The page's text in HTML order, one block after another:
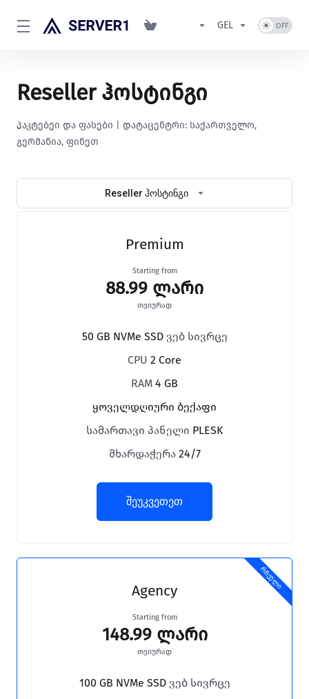
GEL
Reseller ჰოსტინგი
პაკტებეი და ფასები | დატაცენტრი: საქართველო,
გერმანია, ფინეთ
Reseller ჰოსტინგი
Premium
Starting from
88.99 ლარი
თვიურად
50 GB NVMe SSDვებ სივრცე
CPU 2 Core
RAM 4 GB
ყოველდღიური ბექაფი
სამართავი პანელი PLESK
მხარდაჭერა 24/7
შეუკვეთეთ
რჩეული
Agency
Starting from
148.99 ლარი
თვიურად
100 GB NVMe SSDვებ სივრცე